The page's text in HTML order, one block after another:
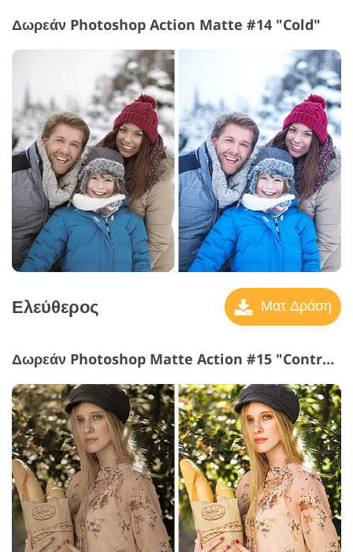
Δωρεάν Photoshop Action Matte #14 "Cold"
Ελεύθερος Ματ Δράση
Δωρεάν Photoshop Matte Action #15 "Contrast Green"